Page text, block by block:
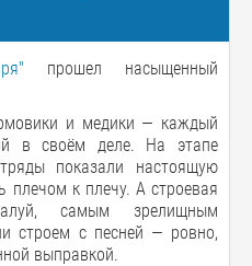
прошел насыщенный
и медики — каждый
в своём деле. На этапе
показали настоящую
плечом к плечу. А строевая
самым зрелищным
строем с песней — ровно,
выправкой.